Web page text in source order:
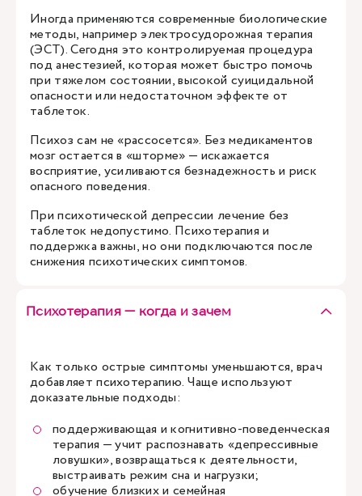
Иногда применяются современные биологические
методы, например электросудорожная терапия
(ЭСТ). Сегодня это контролируемая процедура
под анестезией, которая может быстро помочь
при тяжелом состоянии, высокой суицидальной
опасности или недостаточном эффекте от
таблеток.
Психоз сам не «рассосется». Без медикаментов
мозг остается в «шторме» — искажается
восприятие, усиливаются безнадежность и риск
опасного поведения.
При психотической депрессии лечение без
таблеток недопустимо. Психотерапия и
поддержка важны, но они подключаются после
снижения психотических симптомов.
Психотерапия — когда и зачем
Как только острые симптомы уменьшаются, врач
добавляет психотерапию. Чаще используют
доказательные подходы:
поддерживающая и когнитивно-поведенческая
терапия — учит распознавать «депрессивные
ловушки», возвращаться к деятельности,
выстраивать режим сна и нагрузки;
обучение близких и семейная